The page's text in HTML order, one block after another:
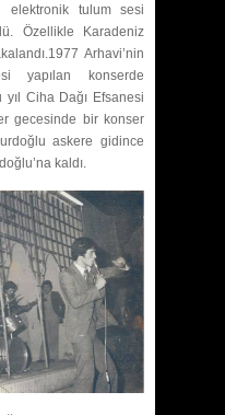
elektronik tulum sesi
Özellikle Karadeniz
Arhavi’nin
yapılan konserde
Ciha Dağı Efsanesi
gecesinde bir konser
askere gidince
kaldı.